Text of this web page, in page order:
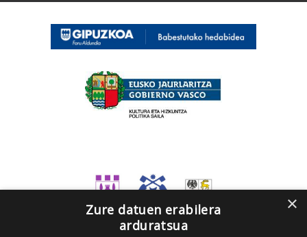
×
Zure datuen erabilera
arduratsua